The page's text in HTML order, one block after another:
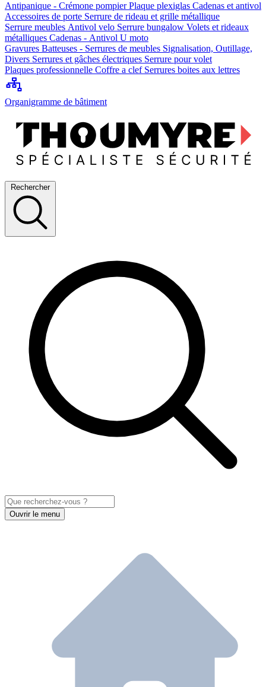
Antipanique - Crémone pompierPlaque plexiglas Cadenas et antivol
Accessoires de porte Serrure de rideau et grille métallique
Serrure meubles Antivol velo Serrure bungalow Volets et rideaux
métalliques Cadenas - Antivol U moto
Gravures Batteuses - Serrures de meubles Signalisation, Outillage,
Divers Serrures et gâches électriques Serrure pour volet
Plaques professionnelle Coffre a clef Serrures boites aux lettres
Organigramme de bâtiment
Rechercher
Ouvrir le menu